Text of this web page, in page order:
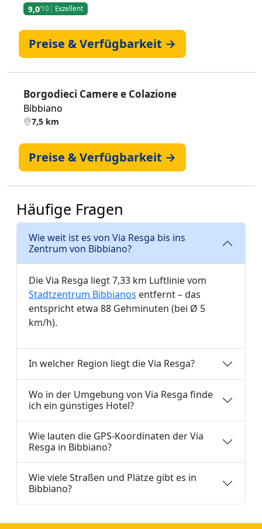
9,0/10 Exzellent
Preise & Verfügbarkeit →
Borgodieci Camere e Colazione
Bibbiano
7,5 km
Preise & Verfügbarkeit →
Häufige Fragen
Wie weit ist es von Via Resga bis ins
Zentrum von Bibbiano?
Die Via Resga liegt 7,33 km Luftlinie vom
Stadtzentrum Bibbianos entfernt – das
entspricht etwa 88 Gehminuten (bei Ø 5
km/h).
In welcher Region liegt die Via Resga?
Wo in der Umgebung von Via Resga finde
ich ein günstiges Hotel?
Wie lauten die GPS-Koordinaten der Via
Resga in Bibbiano?
Wie viele Straßen und Plätze gibt es in
Bibbiano?